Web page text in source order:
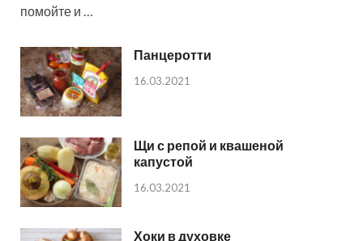
помойте и …
Панцеротти
16.03.2021
Щи с репой и квашеной
капустой
16.03.2021
Хоки в духовке